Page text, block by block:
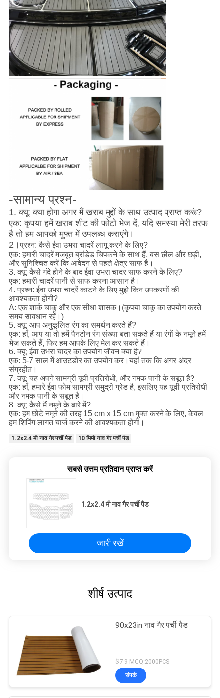
-सामान्य प्रश्न-
1. क्यू: क्या होगा अगर मैं खराब मुद्दों के साथ उत्पाद प्राप्त करूं?
एक: कृपया हमें खराब शीट की फोटो भेज दें, यदि समस्या मेरी तरफ
है तो हम आपको मुफ्त में उपलब्ध कराएंगे।
2। प्रश्न: कैसे ईवा उभरा चादरें लागू करने के लिए?
एक: हमारी चादरें मजबूत ब्रांडेड चिपकने के साथ हैं, बस छील और छड़ी,
और सुनिश्चित करें कि आवेदन से पहले क्षेत्र साफ है।
3. क्यू: कैसे गंदे होने के बाद ईवा उभरा चादर साफ करने के लिए?
एक: हमारी चादरें पानी से साफ करना आसान है।
4. प्रश्न: ईवा उभरा चादरें काटने के लिए मुझे किन उपकरणों की
आवश्यकता होगी?
A: एक शार्क चाकू और एक सीधा शासक।(कृपया चाकू का उपयोग करते
समय सावधान रहें।)
5. क्यू: आप अनुकूलित रंग का समर्थन करते हैं?
एक: हाँ, आप या तो हमें पैनटोन रंग संख्या बता सकते हैं या रंगों के नमूने हमें
भेज सकते हैं, फिर हम आपके लिए मेल कर सकते हैं।
6. क्यू: ईवा उभरा चादर का उपयोग जीवन क्या है?
एक: 5-7 साल में आउटडोर का उपयोग कर।यहां तक ​​कि अगर अंदर
संग्रहीत।
7. क्यू: यह अपने सामग्री यूवी प्रतिरोधी, और नमक पानी के सबूत है?
एक: हाँ, हमारे ईवा फोम सामग्री समुद्री ग्रेड है, इसलिए यह यूवी प्रतिरोधी
और नमक पानी के सबूत है।
8. क्यू: कैसे मैं नमूने के बारे में?
एक: हम छोटे नमूने की तरह 15 cm x 15 cm मुक्त करने के लिए, केवल
हम शिपिंग लागत चार्ज करने की आवश्यकता होगी।
1.2x2.4 मी नाव गैर पर्ची पैड 10 मिमी नाव गैर पर्ची पैड
सबसे उत्तम प्रतिदान प्राप्त करें
1.2x2.4 मी नाव गैर पर्ची पैड
जारी रखें
शीर्ष उत्पाद
90x23in नाव गैर पर्ची पैड
$7-9 MOQ:2000PCS
संपर्क